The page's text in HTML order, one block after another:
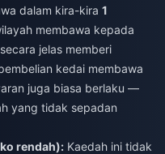
dalam kira-kira 1
membawa kepada
jelas memberi
kedai membawa
juga biasa berlaku —
yang tidak sepadan
rendah): Kaedah ini tidak